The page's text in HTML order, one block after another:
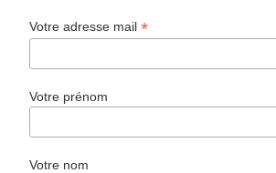
Votre adresse mail*
Votre prénom
Votre nom